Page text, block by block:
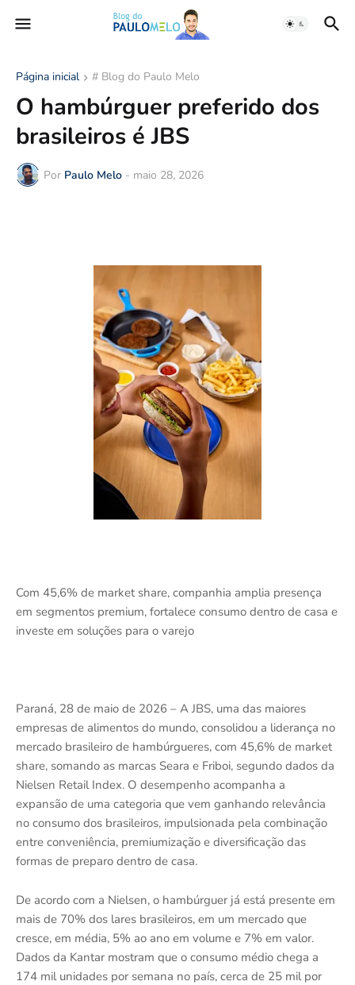
Página inicial # Blog do Paulo Melo
O hambúrguer preferido dos
brasileiros é JBS
Por Paulo Melo - maio 28, 2026
Com 45,6% de market share, companhia amplia presença
em segmentos premium, fortalece consumo dentro de casa e
investe em soluções para o varejo
Paraná, 28 de maio de 2026 – A JBS, uma das maiores
empresas de alimentos do mundo, consolidou a liderança no
mercado brasileiro de hambúrgueres, com 45,6% de market
share, somando as marcas Seara e Friboi, segundo dados da
Nielsen Retail Index. O desempenho acompanha a
expansão de uma categoria que vem ganhando relevância
no consumo dos brasileiros, impulsionada pela combinação
entre conveniência, premiumização e diversificação das
formas de preparo dentro de casa.
De acordo com a Nielsen, o hambúrguer já está presente em
mais de 70% dos lares brasileiros, em um mercado que
cresce, em média, 5% ao ano em volume e 7% em valor.
Dados da Kantar mostram que o consumo médio chega a
174 mil unidades por semana no país, cerca de 25 mil por